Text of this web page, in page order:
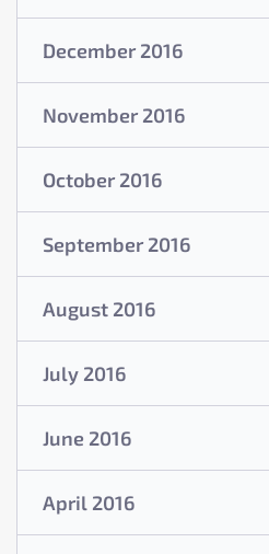
December 2016
November 2016
October 2016
September 2016
August 2016
July 2016
June 2016
April 2016